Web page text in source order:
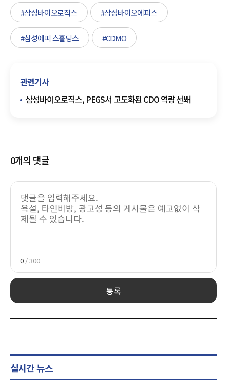
#삼성바이오로직스 #삼성바이오에피스
#삼성에피 스홀딩스 #CDMO
관련기사
삼성바이오로직스, PEGS서 고도화된 CDO 역량 선봬
0개의 댓글
0 / 300
등록
실시간 뉴스